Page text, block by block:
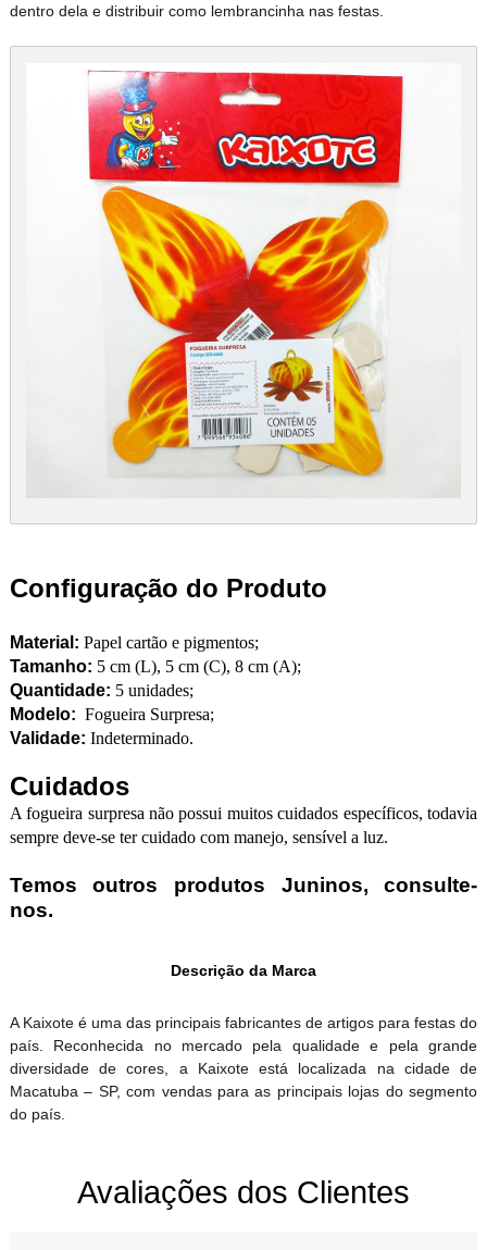
dentro dela e distribuir como lembrancinha nas festas.
Configuração do Produto
Material: Papel cartão e pigmentos;
Tamanho: 5 cm (L), 5 cm (C), 8 cm (A);
Quantidade: 5 unidades;
Modelo: Fogueira Surpresa;
Validade: Indeterminado.
Cuidados
A fogueira surpresa não possui muitos cuidados específicos, todavia
sempre deve-se ter cuidado com manejo, sensível a luz.
Temos outros produtos Juninos, consulte-
nos.
Descrição da Marca
A Kaixote é uma das principais fabricantes de artigos para festas do
país. Reconhecida no mercado pela qualidade e pela grande
diversidade de cores, a Kaixote está localizada na cidade de
Macatuba – SP, com vendas para as principais lojas do segmento
do país.
Avaliações dos Clientes